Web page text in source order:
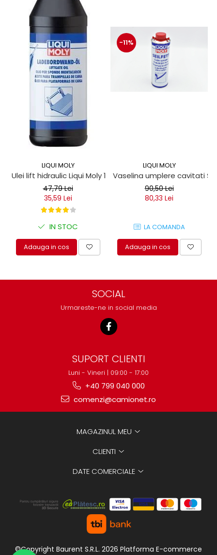
LIQUI MOLY
Ulei lift hidraulic Liqui Moly 1 litru
47,79 Lei
35,59 Lei
IN STOC
Adauga in cos
-11%
LIQUI MOLY
Vaselina umplere cavitati
90,50 Lei
80,33 Lei
LA COMANDA
Adauga in cos
SOCIAL
Urmareste-ne in social media
SUPORT CLIENTI
Luni - Vineri | 09:00 - 17:00
+40 799 040 000
comenzi@camionet.ro
MAGAZINUL MEU
CLIENTI
DATE COMERCIALE
©Copyright Baurent S.R.L. 2026 Platforma E-commerce